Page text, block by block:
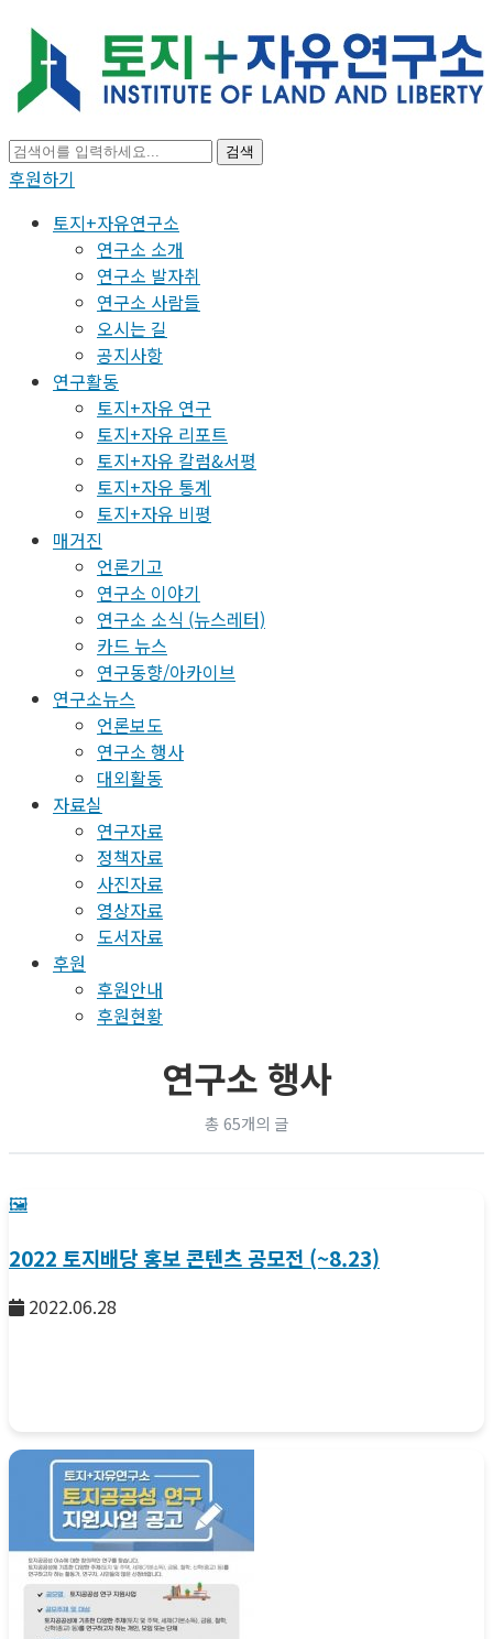
검색
후원하기
토지+자유연구소
연구소 소개
연구소 발자취
연구소 사람들
오시는 길
공지사항
연구활동
토지+자유 연구
토지+자유 리포트
토지+자유 칼럼&서평
토지+자유 통계
토지+자유 비평
매거진
언론기고
연구소 이야기
연구소 소식 (뉴스레터)
카드 뉴스
연구동향/아카이브
연구소뉴스
언론보도
연구소 행사
대외활동
자료실
연구자료
정책자료
사진자료
영상자료
도서자료
후원
후원안내
후원현황
연구소 행사
총 65개의 글
🖼️
2022 토지배당 홍보 콘텐츠 공모전 (~8.23)
2022.06.28